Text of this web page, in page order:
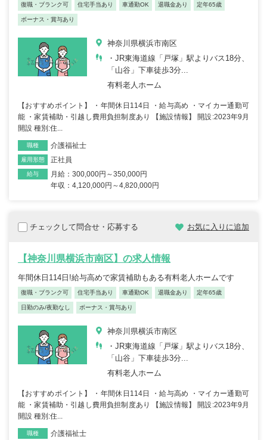
復職・ブランク可 住宅手当あり 車通勤OK 退職金あり 定年65歳
ボーナス・賞与あり
神奈川県横浜市南区
・JR東海道線「戸塚」駅よりバス18分、
「山谷」下車徒歩3分...
有料老人ホーム
【おすすめポイント】 ・年間休日114日 ・給与高め ・マイカー通勤可
能 ・家賃補助・引越し費用負担制度あり 【施設情報】 開設:2023年9月
開設 種別:住...
職種 介護福祉士
雇用形態 正社員
給与
月給：300,000円～350,000円
年収：4,120,000円～4,820,000円
チェックして問合せ・応募する お気に入りに追加
【神奈川県横浜市南区】の求人情報
年間休日114日!給与高めで家賃補助もある有料老人ホームです
復職・ブランク可 住宅手当あり 車通勤OK 退職金あり 定年65歳
日勤のみ/夜勤なし ボーナス・賞与あり
神奈川県横浜市南区
・JR東海道線「戸塚」駅よりバス18分、
「山谷」下車徒歩3分...
有料老人ホーム
【おすすめポイント】 ・年間休日114日 ・給与高め ・マイカー通勤可
能 ・家賃補助・引越し費用負担制度あり 【施設情報】 開設:2023年9月
開設 種別:住...
職種 介護福祉士